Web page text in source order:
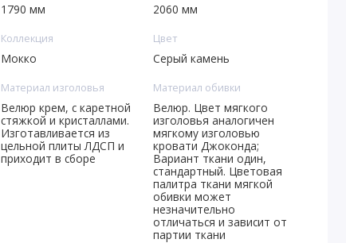
1790 мм 2060 мм
Коллекция
Мокко
Цвет
Серый камень
Материал изголовья
Велюр крем, с каретной
стяжкой и кристаллами.
Изготавливается из
цельной плиты ЛДСП и
приходит в сборе
Материал обивки
Велюр. Цвет мягкого
изголовья аналогичен
мягкому изголовью
кровати Джоконда;
Вариант ткани один,
стандартный. Цветовая
палитра ткани мягкой
обивки может
незначительно
отличаться и зависит от
партии ткани